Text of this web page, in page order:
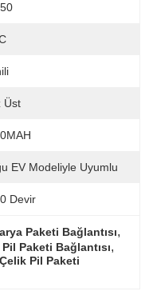
Üst
EV Modeliyle Uyumlu
Devir
Paketi Bağlantısı,
Paketi Bağlantısı,
Pil Paketi